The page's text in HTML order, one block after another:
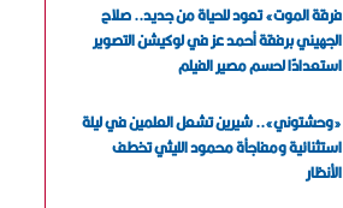
فرقة الموت» تعود للحياة من جديد.. صلاح
الجهيني برفقة أحمد عز في لوكيشن التصوير
استعدادًا لحسم مصير الفيلم
«وحشتوني».. شيرين تشعل العلمين في ليلة
استثنائية ومفاجأة محمود الليثي تخطف
الأنظار